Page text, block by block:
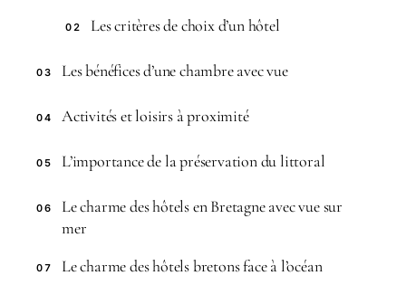
02 Les critères de choix d’un hôtel
03 Les bénéfices d’une chambre avec vue
04 Activités et loisirs à proximité
05 L’importance de la préservation du littoral
06
Le charme des hôtels en Bretagne avec vue sur
mer
07 Le charme des hôtels bretons face à l’océan